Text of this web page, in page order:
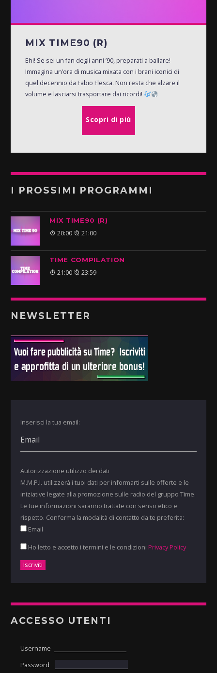
MIX TIME90 (R)
Ehi! Se sei un fan degli anni ’90, preparati a ballare!
Immagina un’ora di musica mixata con i brani iconici di
quel decennio da Fabio Flesca. Non resta che alzare il
volume e lasciarsi trasportare dai ricordi!
Scopri di più
I PROSSIMI PROGRAMMI
MIX TIME90 (R)
20:00 21:00
TIME COMPILATION
21:00 23:59
NEWSLETTER
Inserisci la tua email:
Autorizzazione utilizzo dei dati
M.M.P.I. utilizzerà i tuoi dati per informarti sulle offerte e le
iniziative legate alla promozione sulle radio del gruppo Time.
Le tue informazioni saranno trattate con senso etico e
rispetto. Conferma la modalità di contatto da te preferita:
Email
Ho letto e accetto i termini e le condizioni Privacy Policy
ACCESSO UTENTI
Username
Password